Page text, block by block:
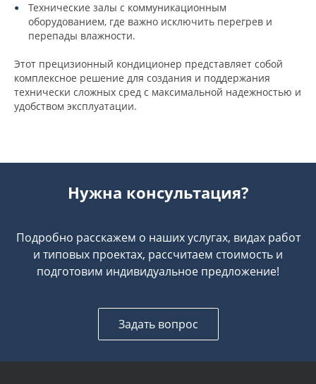
Технические залы с коммуникационным
оборудованием, где важно исключить перегрев и
перепады влажности.
Этот прецизионный кондиционер представляет собой
комплексное решение для создания и поддержания
технически сложных сред с максимальной надежностью и
удобством эксплуатации.
Нужна консультация?
Подробно расскажем о наших услугах, видах работ
и типовых проектах, рассчитаем стоимость и
подготовим индивидуальное предложение!
Задать вопрос